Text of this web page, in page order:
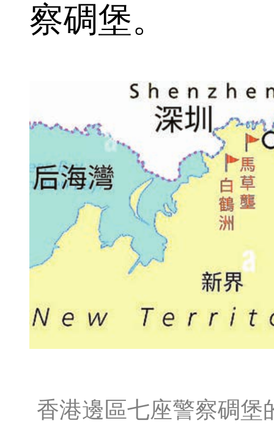
察碉堡。
香港邊區七座警察碉堡